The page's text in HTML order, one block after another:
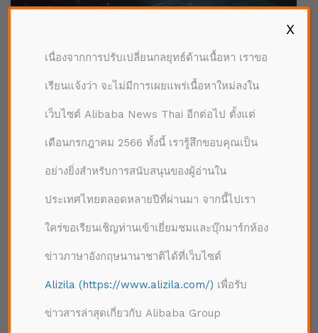
เทรนด์ที่6การประมวลผลข้อมูลจะกลายเป็น
อัตโนมัติและเรียนรู้ด้วยตนเอง
การพัฒนาอย่างรวดเร็วของการประมวลผลแบบคลาวด์
ความท้าทายที่น่าวิตกด้านระบบประมวล และค่าใช้จ่าย
เนื่องจากการปรับเปลี่ยนกลยุทธ์ด้านเนื้อหา เราขอ
เรียนแจ้งว่า จะไม่มีการเผยแพร่เนื้อหาใหม่ลงใน
เว็บไซต์ Alibaba News Thai อีกต่อไป ตั้งแต่
เดือนกรกฎาคม 2566 ทั้งนี้ เรารู้สึกขอบคุณเป็น
อย่างยิ่งสำหรับการสนับสนุนของผู้อ่านใน
ประเทศไทยตลอดหลายปีที่ผ่านมา จากนี้ไปเรา
ใคร่ขอเรียนเชิญท่านเข้าเยี่ยมชมและบุ๊กมาร์กห้อง
ข่าวภาษาอังกฤษนานาชาติได้ที่เว็บไซต์
Alizila (https://www.alizila.com/) เพื่อรับ
ข่าวสารล่าสุดเกี่ยวกับ Alibaba Group
X